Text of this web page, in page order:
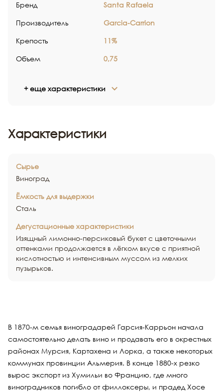
Бренд Santa Rafaela
Производитель Garcia-Carrion
Крепость 11%
Объем 0,75
+ еще характеристики
Характеристики
В 1870-м семья виноградарей Гарсия-Каррьон начала
самостоятельно делать вино и продавать его в окрестных
районах Мурсия, Картахена и Лорка, а также некоторых
коммунах провинции Альмерия. В конце 1880-х резко
вырос экспорт из Хумильи во Францию, где много
виноградников погибло от филлоксеры, и прадед Хосе
Сырье
Виноград
Ёмкость для выдержки
Сталь
Дегустационные характеристики
Изящный лимонно-персиковый букет с цветочными
оттенками продолжается в лёгком вкусе с приятной
кислотностью и интенсивным муссом из мелких
пузырьков.